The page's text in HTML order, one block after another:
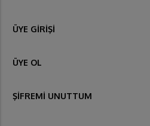
ÜYE GİRİŞİ
ÜYE OL
ŞİFREMİ UNUTTUM